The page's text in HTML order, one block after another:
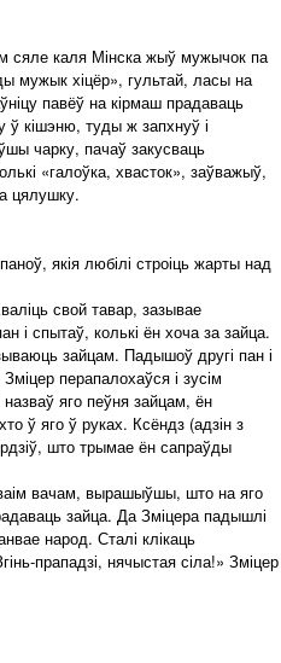
сяле каля Мінска жыў мужычок па
мужык хіцёр», гультай, ласы на
павёў на кірмаш прадаваць
кішэню, туды ж запхнуў і
чарку, пачаў закусваць
«галоўка, хвасток», заўважыў,
цялушку.
якія любілі строіць жарты над
свой тавар, зазывае
і спытаў, колькі ён хоча за зайца.
зайцам. Падышоў другі пан і
перапалохаўся і зусім
назваў яго пеўня зайцам, ён
ў яго ў руках. Ксёндз (адзін з
што трымае ён сапраўды
вачам, вырашыўшы, што на яго
зайца. Да Зміцера падышлі
народ. Сталі клікаць
прападзі, нячыстая сіла!» Зміцер